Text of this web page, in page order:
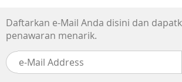
Daftarkan e-Mail Anda disini dan
penawaran menarik.